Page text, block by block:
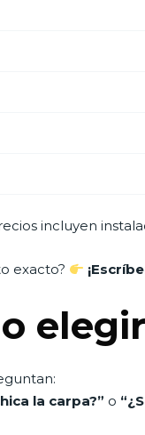
incluyen
exacto?
la carpa?” o